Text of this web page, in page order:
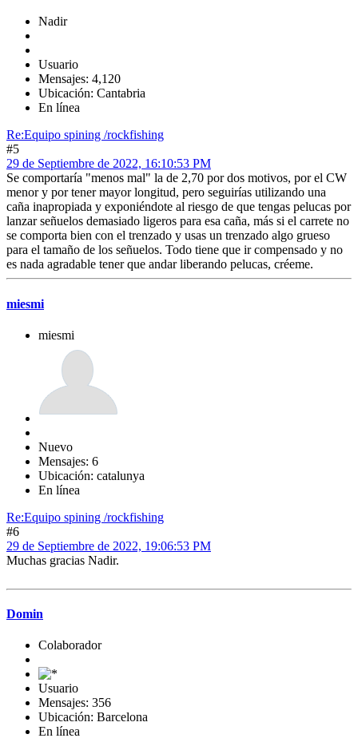
Nadir
Usuario
Mensajes: 4,120
Ubicación: Cantabria
En línea
Re:Equipo spining /rockfishing
#5
29 de Septiembre de 2022, 16:10:53 PM
Se comportaría "menos mal" la de 2,70 por dos motivos, por el CW
menor y por tener mayor longitud, pero seguirías utilizando una
caña inapropiada y exponiéndote al riesgo de que tengas pelucas por
lanzar señuelos demasiado ligeros para esa caña, más si el carrete no
se comporta bien con el trenzado y usas un trenzado algo grueso
para el tamaño de los señuelos. Todo tiene que ir compensado y no
es nada agradable tener que andar liberando pelucas, créeme.
miesmi
miesmi
Nuevo
Mensajes: 6
Ubicación: catalunya
En línea
Re:Equipo spining /rockfishing
#6
29 de Septiembre de 2022, 19:06:53 PM
Muchas gracias Nadir.
Domin
Colaborador
Usuario
Mensajes: 356
Ubicación: Barcelona
En línea